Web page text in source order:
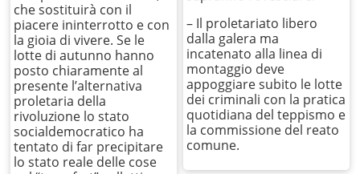
che sostituirà con il
piacere ininterrotto e con
la gioia di vivere. Se le
lotte di autunno hanno
posto chiaramente al
presente l’alternativa
proletaria della
rivoluzione lo stato
socialdemocratico ha
tentato di far precipitare
lo stato reale delle cose
– Il proletariato libero
dalla galera ma
incatenato alla linea di
montaggio deve
appoggiare subito le lotte
dei criminali con la pratica
quotidiana del teppismo e
la commissione del reato
comune.